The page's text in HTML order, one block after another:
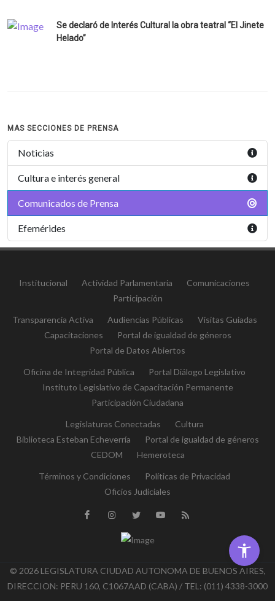
Se declaró de Interés Cultural la obra teatral “El Jinete
Helado”
MAS SECCIONES DE PRENSA
Noticias
Cultura e interés general
Comunicados de Prensa
Efemérides
Institucional Actividad Parlamentaria
Comunicaciones
Participación
Transparencia Activa Audiencias Públicas
Visitas Guiadas
Capacitaciones
Portal de igualdad de géneros
Portal de Datos Abiertos
Oficina de Integridad Pública
Portal Diálogo Legislativo
Instituto Legislativo de Capacitación Permanente
Participación Ciudadana
Legislaturas Conectadas
Cultura
Biblioteca Esteban Echeverría
Portal de igualdad de géneros
CEDOM
Hemeroteca
Términos y Condiciones
Políticas de Privacidad
Oficios Judiciales
© 2026 LEGISLATURA CIUDAD AUTONOMA DE BUENOS AIRES,
DIRECCION: PERU 160, C1067AAD (CABA) / TEL: (011) 4338-3000